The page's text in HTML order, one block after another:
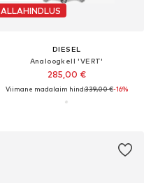
ALLAHINDLUS
DIESEL
Analoogkell 'VERT'
285,00 €
Viimane madalaim hind:339,00 €-16%